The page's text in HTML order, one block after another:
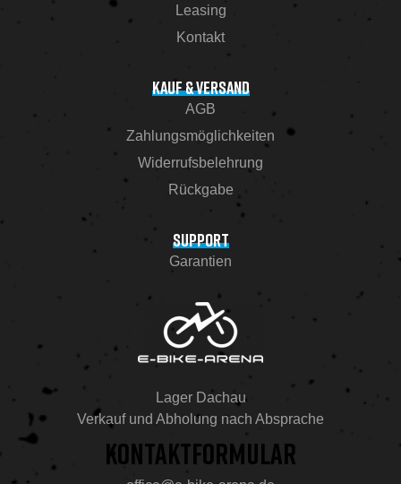
Leasing
Kontakt
KAUF & VERSAND
AGB
Zahlungsmöglichkeiten
Widerrufsbelehrung
Rückgabe
SUPPORT
Garantien
Lager Dachau
Verkauf und Abholung nach Absprache
KONTAKTFORMULAR